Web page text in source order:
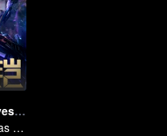
Honor de Reyes: Destino
Forjados por las pruebas, listos para afrontar el destino.